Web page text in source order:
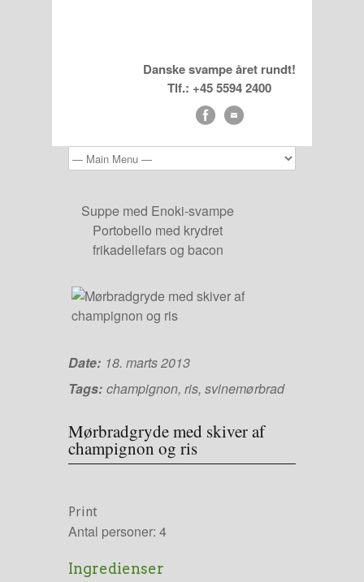
Danske svampe året rundt!
Tlf.: +45 5594 2400
Suppe med Enoki-svampe
Portobello med krydret
frikadellefars og bacon
Date: 18. marts 2013
Tags: champignon, ris, svinemørbrad
Mørbradgryde med skiver af
champignon og ris
Print
Antal personer: 4
Ingredienser